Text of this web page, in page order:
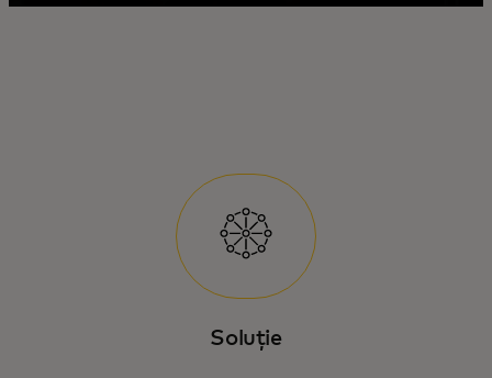
Soluție